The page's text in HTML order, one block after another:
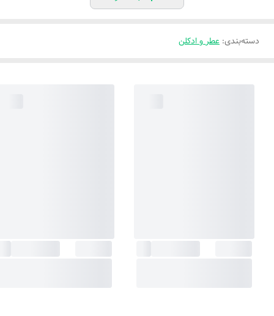
دسته‌بندی: عطر و ادکلن